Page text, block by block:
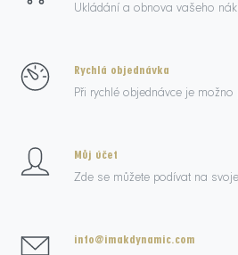
Ukládání a obnova vašeho
Rychlá objednávka
Při rychlé objednávce je
Můj účet
Zde se můžete podívat na
info@imakdynamic.com